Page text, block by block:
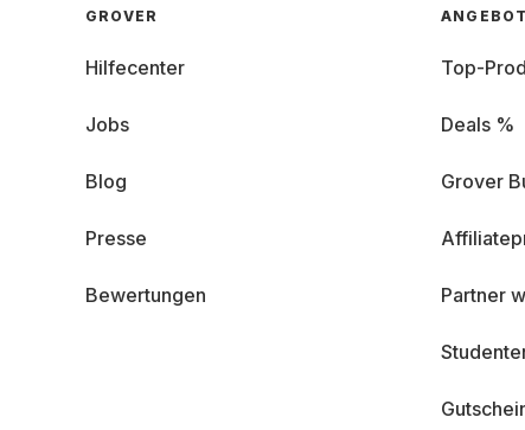
GROVER
Hilfecenter
Jobs
Blog
Presse
Bewertungen
ANGEBOT
Top-
Deals %
Grover
Partner